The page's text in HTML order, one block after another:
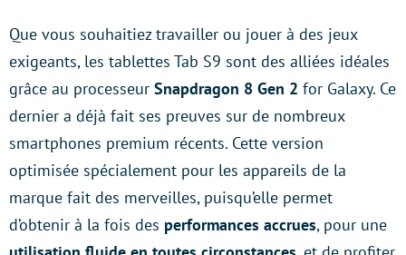
Que vous souhaitiez travailler ou jouer à des jeux
exigeants, les tablettes Tab S9 sont des alliées idéales
grâce au processeur Snapdragon 8 Gen 2 for Galaxy. Ce
dernier a déjà fait ses preuves sur de nombreux
smartphones premium récents. Cette version
optimisée spécialement pour les appareils de la
marque fait des merveilles, puisqu’elle permet
d’obtenir à la fois des performances accrues, pour une